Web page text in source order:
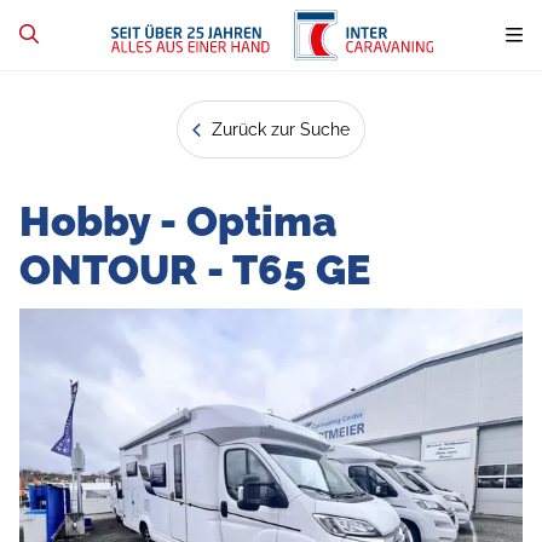
Zurück zur Suche
Hobby - Optima
ONTOUR - T65 GE